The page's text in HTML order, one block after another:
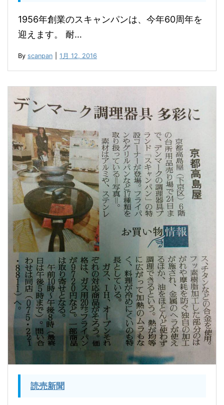
1956年創業のスキャンパンは、今年60周年を
迎えます。 耐…
By scanpan 1月 12, 2016
読売新聞